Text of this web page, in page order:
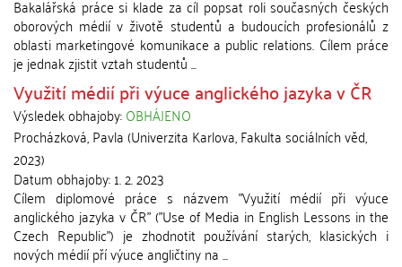
Bakalářská práce si klade za cíl popsat roli současných českých
oborových médií v životě studentů a budoucích profesionálů z
oblasti marketingové komunikace a public relations. Cílem práce
je jednak zjistit vztah studentů ...
Využití médií při výuce anglického jazyka v ČR
Výsledek obhajoby:OBHÁJENO
Procházková, Pavla(Univerzita Karlova, Fakulta sociálních věd,
2023)
Datum obhajoby:1. 2. 2023
Cílem diplomové práce s názvem "Využití médií při výuce
anglického jazyka v ČR" ("Use of Media in English Lessons in the
Czech Republic") je zhodnotit používání starých, klasických i
nových médií pří výuce angličtiny na ...